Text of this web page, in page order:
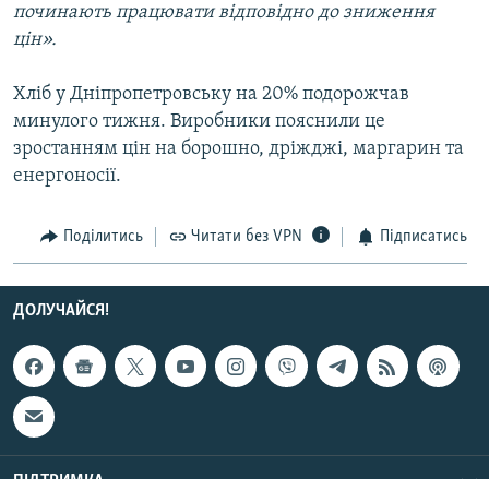
Усі сайти RFE/RL
починають працювати відповідно до зниження
цін».
Хліб у Дніпропетровську на 20% подорожчав
минулого тижня. Виробники пояснили це
зростанням цін на борошно, дріжджі, маргарин та
енергоносії.
Поділитись Читати без VPN Підписатись
ДОЛУЧАЙСЯ!